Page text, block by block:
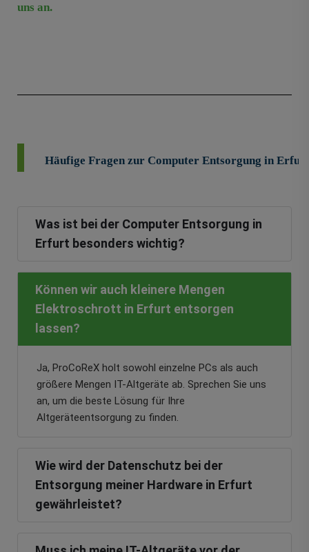
uns an.
Häufige Fragen zur Computer Entsorgung in Erfurt
Was ist bei der Computer Entsorgung in
Erfurt besonders wichtig?
Können wir auch kleinere Mengen
Elektroschrott in Erfurt entsorgen
lassen?
Ja, ProCoReX holt sowohl einzelne PCs als auch
größere Mengen IT-Altgeräte ab. Sprechen Sie uns
an, um die beste Lösung für Ihre
Altgeräteentsorgung zu finden.
Wie wird der Datenschutz bei der
Entsorgung meiner Hardware in Erfurt
gewährleistet?